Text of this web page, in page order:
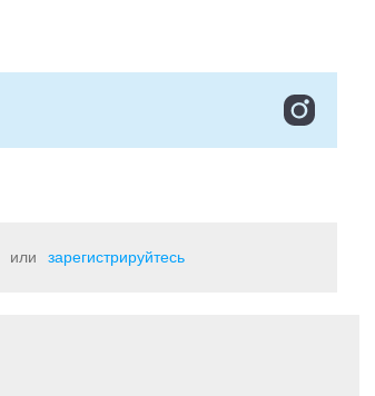
или зарегистрируйтесь